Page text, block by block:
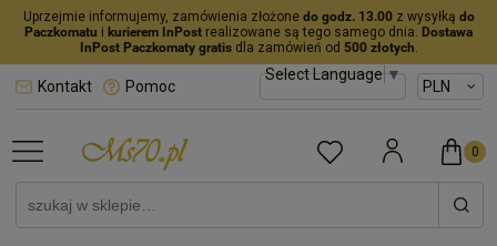
Uprzejmie informujemy, zamówienia złożone do godz. 13.00z wysyłką do
Paczkomatu i kurierem InPost realizowane są tego samego dnia. Dostawa
InPost Paczkomaty gratisdla zamówień od 500 złotych.
Select Language▼
Kontakt Pomoc